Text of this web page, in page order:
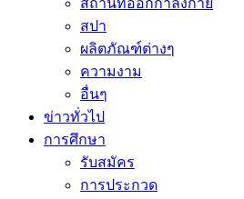
สถานที่ออกกำลังกาย
สปา
ผลิตภัณฑ์ต่างๆ
ความงาม
อื่นๆ
ข่าวทั่วไป
การศึกษา
รับสมัคร
การประกวด